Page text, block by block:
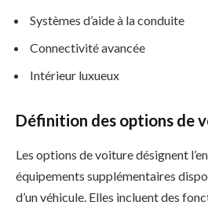
Systèmes d’aide à la conduite
Connectivité avancée
Intérieur luxueux
Définition des options de
Les options de voiture désignent
équipements supplémentaires
d’un véhicule. Elles incluent des